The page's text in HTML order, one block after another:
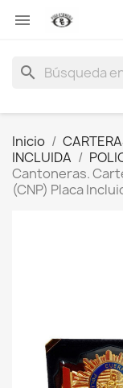

search
Inicio
INCLUIDA
Cantoneras.
(CNP) Placa